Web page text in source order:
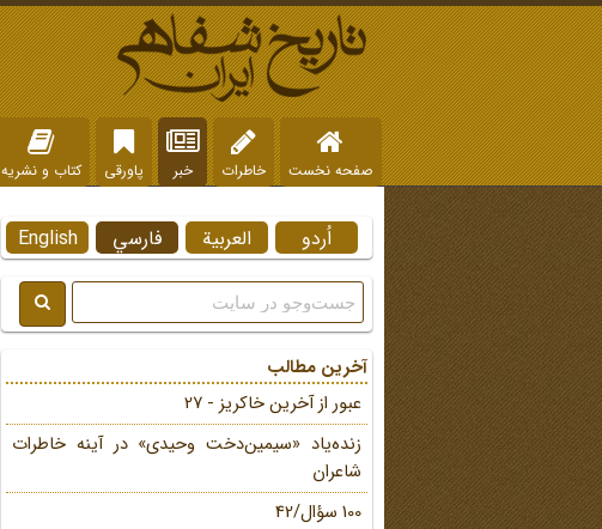
صفحه نخست خاطرات خبر پاورقی کتاب و نشریه
English فارسي العربية اُردو
آخرین مطالب
عبور از آخرین خاکریز - 27
زنده‌یاد «سیمین‌دخت وحیدی» در آینه خاطرات
شاعران
100 سؤال/42